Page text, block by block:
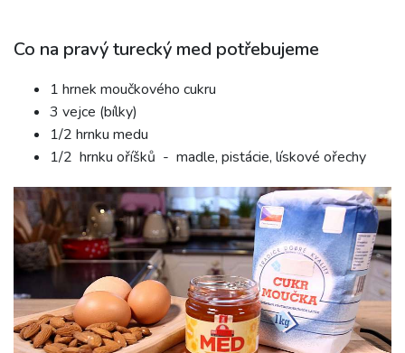
Co na pravý turecký med potřebujeme
1 hrnek moučkového cukru
3 vejce (bílky)
1/2 hrnku medu
1/2 hrnku oříšků - madle, pistácie, lískové ořechy